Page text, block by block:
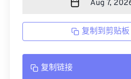
复制到剪贴板
复制链接